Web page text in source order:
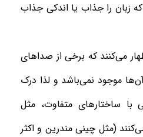
زبان را جذاب یا اندکی جذاب
می‌کنند که برخی از صداهای
موجود نمی‌باشد و لذا درک
ساختارهای متفاوت، مثل
(مثل چینی مندرین و اکثر